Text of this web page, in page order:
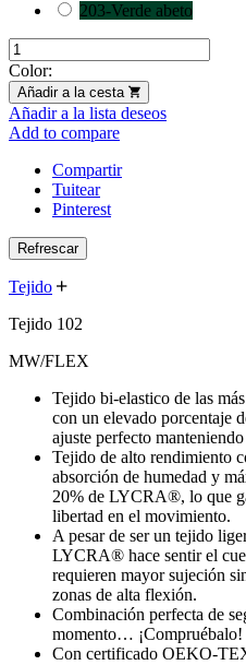
203-Verde abeto
Color:
Añadir a la cesta
Añadir a la lista deseos
Add to compare
Compartir
Tuitear
Pinterest
Tejido
Tejido 102
MW/FLEX
Tejido bi-elastico de las
con un elevado porcentaje
ajuste perfecto
Tejido de alto rendimiento
absorción de humedad y
20% de LYCRA®, lo que
libertad en el movimiento.
A pesar de ser un tejido
LYCRA® hace sentir el
requieren mayor sujeción
zonas de alta flexión.
Combinación perfecta de
momento… ¡Compruébalo!
Con certificado OEKO-